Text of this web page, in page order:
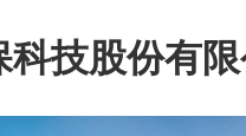
科技股份有